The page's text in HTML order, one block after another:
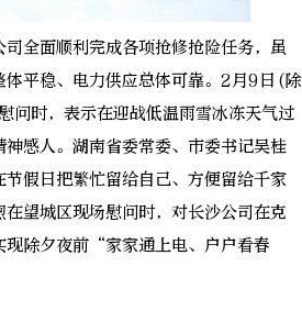
全面顺利完成各项抢修抢险任务，虽
体平稳、电力供应总体可靠。2月9日(除
问时，表示在迎战低温雨雪冰冻天气过
感人。湖南省委常委、市委书记吴桂
假日把繁忙留给自己、方便留给千家
望城区现场慰问时，对长沙公司在克
现除夕夜前“家家通上电、户户看春